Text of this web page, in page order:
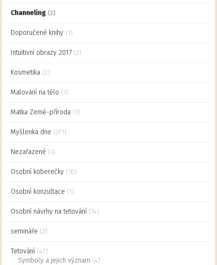
Channeling (2)
Doporučené knihy (1)
Intuitivní obrazy 2017 (2)
Kosmetika (2)
Malování na tělo (1)
Matka Země-příroda (1)
Myšlenka dne (371)
Nezařazené (1)
Osobní koberečky (10)
Osobní konzultace (1)
Osobní návrhy na tetování (14)
semináře (2)
Tetování (47)
Symboly a jejich význam (4)